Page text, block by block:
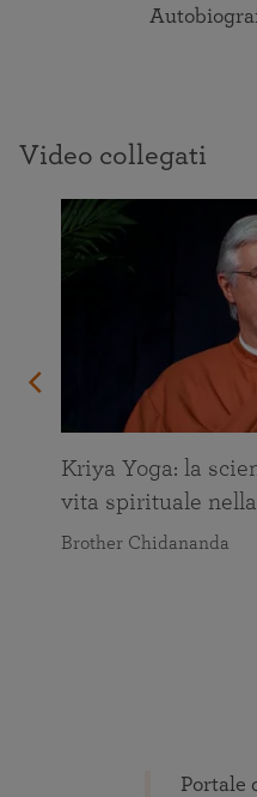
Video collegati
Kriya Yoga: la
vita spirituale
Brother Chidananda
Portale